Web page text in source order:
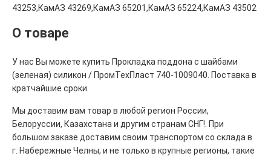
43253,КамАЗ 43269,КамАЗ 65201,КамАЗ 65224,КамАЗ 43502
О товаре
У нас Вы можете купить Прокладка поддона с шайбами
(зеленая) силикон / ПромТехПласт 740-1009040. Поставка в
кратчайшие сроки.
Мы доставим вам товар в любой регион России,
Белоруссии, Казахстана и другим странам СНГ!. При
большом заказе доставим своим транспортом со склада в
г. Набережные Челны, и не только в крупные регионы, такие